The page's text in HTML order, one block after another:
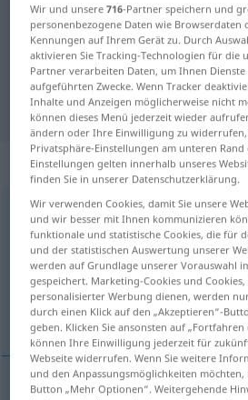
Spanisch-Deutsch
"admirado"
"admirado" Deutsch
„admirado“:
admirado [aðmiˈrað o]adj
Übersicht aller Übersetzungen
(Für mehr Details die Übersetzung
bewundert, erstaunt
Wir und unsere716-Partner speichern und
personenbezogene Daten wie Browserdaten
Kennungen auf Ihrem Gerät zu. Durch
aktivieren Sie Tracking-Technologien für die
Partner verarbeiten Daten, um Ihnen
aufgeführten Zwecke. Wenn Tracker
Inhalte und Anzeigen möglicherweise nicht
können dieses Menü jederzeit wieder
ändern oder Ihre Einwilligung zu
Privatsphäre-Einstellungen am unteren
Einstellungen gelten innerhalb unseres
finden Sie in unserer Datenschutzerklärung.
Wir verwenden Cookies, damit Sie unsere
und wir besser mit Ihnen kommunizieren
funktionale und statistische Cookies, die für
und der statistischen Auswertung unserer
werden auf Grundlage unserer Vorauswahl
gespeichert. Marketing-Cookies und
personalisierter Werbung dienen, werden
durch einen Klick auf den „Akzeptieren“-
geben. Klicken Sie ansonsten auf
können Ihre Einwilligung jederzeit für
Webseite widerrufen. Wenn Sie weitere
und den Anpassungsmöglichkeiten möchten,
Button „Mehr Optionen“. Weitergehende